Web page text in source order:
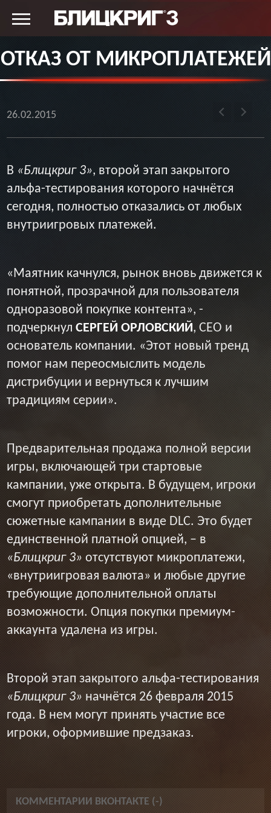
ОТКАЗ ОТ МИКРОПЛАТЕЖЕЙ
26.02.2015
В «Блицкриг 3», второй этап закрытого
альфа-тестирования которого начнётся
сегодня, полностью отказались от любых
внутриигровых платежей.
«Маятник качнулся, рынок вновь движется к
понятной, прозрачной для пользователя
одноразовой покупке контента», -
подчеркнулСЕРГЕЙ ОРЛОВСКИЙ, CEO и
основатель компании. «Этот новый тренд
помог нам переосмыслить модель
дистрибуции и вернуться к лучшим
традициям серии».
Предварительная продажа полной версии
игры, включающей три стартовые
кампании, уже открыта. В будущем, игроки
смогут приобретать дополнительные
сюжетные кампании в виде DLC. Это будет
единственной платной опцией, – в
«Блицкриг 3» отсутствуют микроплатежи,
«внутриигровая валюта» и любые другие
требующие дополнительной оплаты
возможности. Опция покупки премиум-
аккаунта удалена из игры.
Второй этап закрытого альфа-тестирования
«Блицкриг 3» начнётся 26 февраля 2015
года. В нем могут принять участие все
игроки, оформившие предзаказ.
КОММЕНТАРИИ ВКОНТАКТЕ (-)